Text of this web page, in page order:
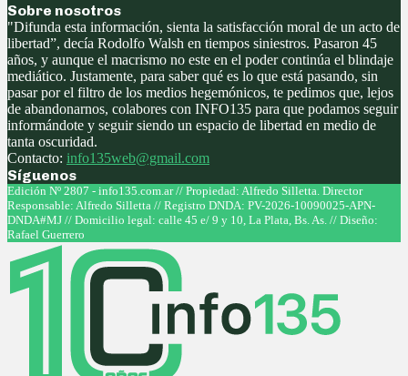
Sobre nosotros
"Difunda esta información, sienta la satisfacción moral de un acto de
libertad”, decía Rodolfo Walsh en tiempos siniestros. Pasaron 45
años, y aunque el macrismo no este en el poder continúa el blindaje
mediático. Justamente, para saber qué es lo que está pasando, sin
pasar por el filtro de los medios hegemónicos, te pedimos que, lejos
de abandonarnos, colabores con INFO135 para que podamos seguir
informándote y seguir siendo un espacio de libertad en medio de
tanta oscuridad.
Contacto: info135web@gmail.com
Síguenos
Facebook
Twitter
Instagram
Youtube
Edición Nº 2807 - info135.com.ar // Propiedad: Alfredo Silletta. Director
Responsable: Alfredo Silletta // Registro DNDA: PV-2026-10090025-APN-
DNDA#MJ // Domicilio legal: calle 45 e/ 9 y 10, La Plata, Bs. As. // Diseño:
Rafael Guerrero